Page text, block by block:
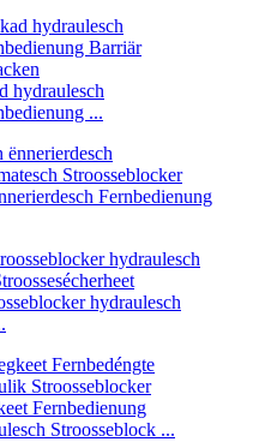
hydraulesch
...
Fernbedienung
hydraulesch
Fernbedienung
Stroosseblock ...